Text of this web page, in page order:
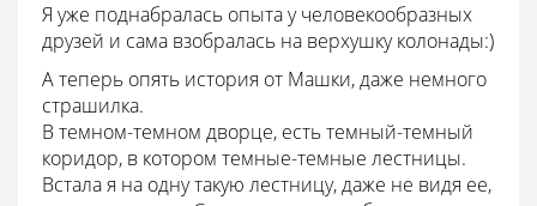
Я уже поднабралась опыта у человекообразных
друзей и сама взобралась на верхушку колонады:)
А теперь опять история от Машки, даже немного
страшилка.
В темном-темном дворце, есть темный-темный
коридор, в котором темные-темные лестницы.
Встала я на одну такую лестницу, даже не видя ее,